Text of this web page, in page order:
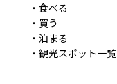
食べる
買う
泊まる
観光スポット一覧